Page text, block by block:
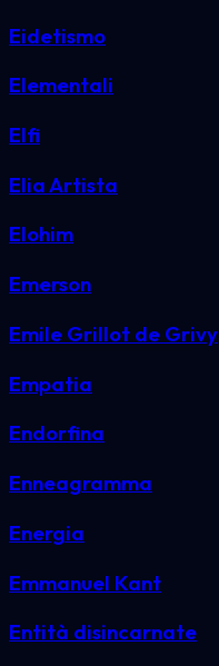
Eidetismo
Elementali
Elfi
Elia Artista
Elohim
Emerson
Emile Grillot de Grivy
Empatia
Endorfina
Enneagramma
Energia
Emmanuel Kant
Entità disincarnate